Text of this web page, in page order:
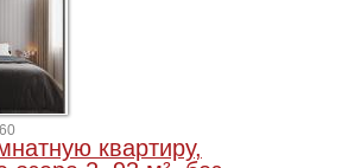
квартиру,